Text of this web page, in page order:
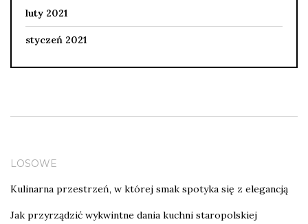
luty 2021
styczeń 2021
LOSOWE
Kulinarna przestrzeń, w której smak spotyka się z elegancją
Jak przyrządzić wykwintne dania kuchni staropolskiej